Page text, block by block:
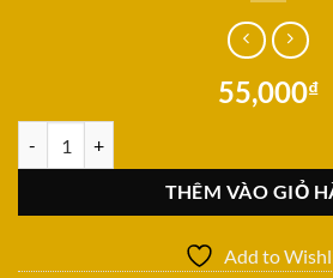
55,000₫
THÊM VÀO GIỎ
Add to